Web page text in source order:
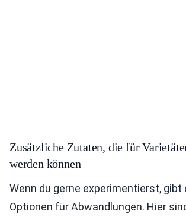
Zusätzliche Zutaten, die für
werden können
Wenn du gerne experimentierst, gibt
Optionen für Abwandlungen. Hier